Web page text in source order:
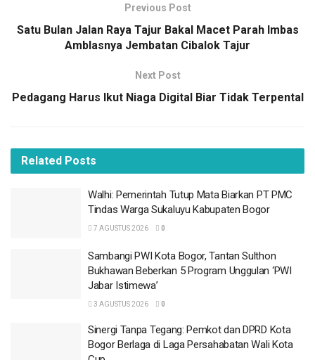
regulasi yang mengatur larangan pelaksanaan rotasi
mutasi pejabat di akhir masa jabatan.
“Jika rotasi mutasi itu tetap dilakukan, pejabat yang dirotasi
itu bisa menggugat kepala daerahnya ke PTUN
(Pengadilan Tata Usaha Negara),” kata Dodi Herman di
Walhi: Pemerintah Tutup Mata Biarkan PT PMC
Tindas Warga Sukaluyu Kabupaten Bogor
7 AGUSTUS 2026
Jabar Istimewa’
Sinergi Tanpa Tegang: Pemkot dan DPRD Kota
Cup
1 AGUSTUS 2026
Previous Post
Satu Bulan Jalan Raya Tajur Bakal Macet Parah Imbas
Amblasnya Jembatan Cibalok Tajur
Next Post
Pedagang Harus Ikut Niaga Digital Biar Tidak Terpental
Related Posts
Walhi: Pemerintah Tutup Mata Biarkan PT PMC
Tindas Warga Sukaluyu Kabupaten Bogor
7 AGUSTUS 2026 0
Sambangi PWI Kota Bogor, Tantan Sulthon
Bukhawan Beberkan 5 Program Unggulan ‘PWI
Jabar Istimewa’
3 AGUSTUS 2026 0
Sinergi Tanpa Tegang: Pemkot dan DPRD Kota
Bogor Berlaga di Laga Persahabatan Wali Kota